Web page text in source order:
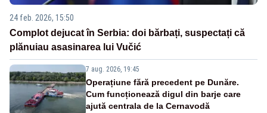
24 feb. 2026, 15:50
Complot dejucat în Serbia: doi bărbați, suspectați că
plănuiau asasinarea lui Vučić
7 aug. 2026, 19:45
Operațiune fără precedent pe Dunăre.
Cum funcționează digul din barje care
ajută centrala de la Cernavodă